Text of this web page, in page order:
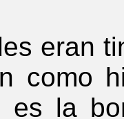
eran
como
la